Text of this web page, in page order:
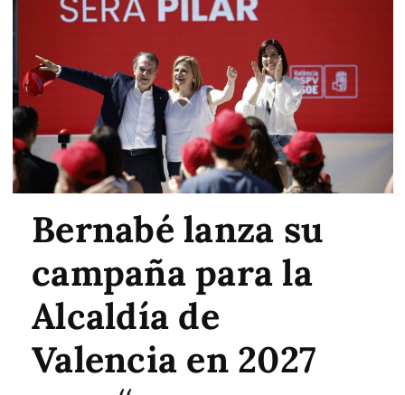
Bernabé lanza su
campaña para la
Alcaldía de
Valencia en 2027